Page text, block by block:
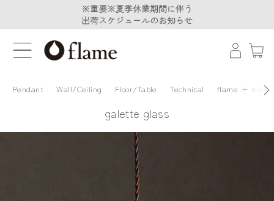
Pendant Wall/Ceiling Floor/Table Technical flame + minä
galette glass
※重要※夏季休業期間に伴う
出荷スケジュールのお知らせ
※重要※夏季休業期間に伴う
出荷スケジュールのお知らせ